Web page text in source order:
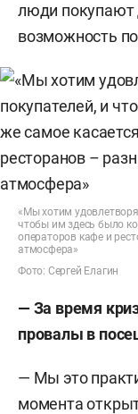
люди покупают
возможность
«Мы хотим
чтобы им здесь было
операторов кафе и
атмосфера»
Фото: Сергей Елагин
— За время
провалы в
— Мы это
момента